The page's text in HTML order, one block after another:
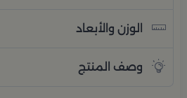
الوزن والأبعاد
وصف المنتج